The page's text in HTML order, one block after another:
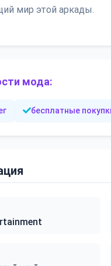
мир этой аркады.
мода:
бесплатные